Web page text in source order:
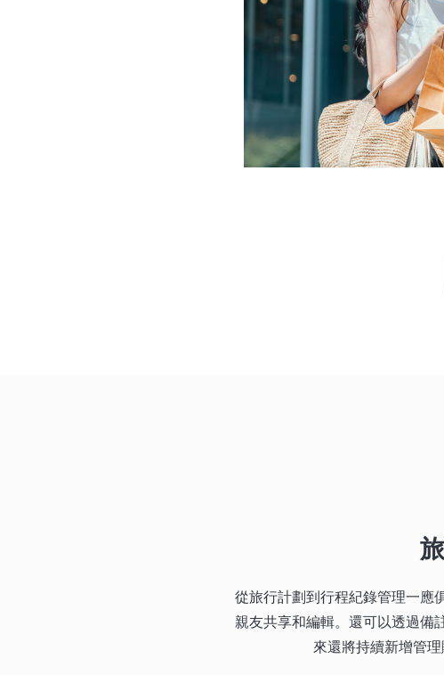
從旅行計劃到行程紀錄管理一應
親友共享和編輯。還可以透過備
來還將持續新增管